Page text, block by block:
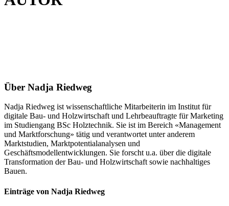
Über Nadja Riedweg
Nadja Riedweg ist wissenschaftliche Mitarbeiterin im Institut für
digitale Bau- und Holzwirtschaft und Lehrbeauftragte für Marketing
im Studiengang BSc Holztechnik. Sie ist im Bereich «Management
und Marktforschung» tätig und verantwortet unter anderem
Marktstudien, Marktpotentialanalysen und
Geschäftsmodellentwicklungen. Sie forscht u.a. über die digitale
Transformation der Bau- und Holzwirtschaft sowie nachhaltiges
Bauen.
Einträge von Nadja Riedweg